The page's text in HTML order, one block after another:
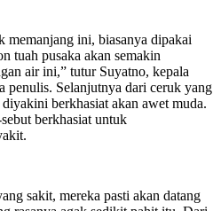
memanjang ini, biasanya dipakai
tuah pusaka akan semakin
air ini,” tutur Suyatno, kepala
penulis. Selanjutnya dari ceruk yang
berkhasiat akan awet muda.
berkhasiat untuk
sakit, mereka pasti akan datang